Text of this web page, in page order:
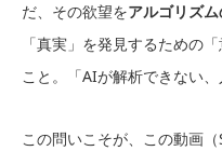
だ、その欲望をアルゴリズ
「真実」を発見するための
こと。「AIが解析できない、
この問いこそが、この動画